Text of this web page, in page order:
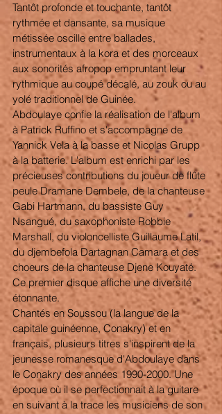
Tantôt profonde et touchante, tantôt
rythmée et dansante, sa musique
métissée oscille entre ballades,
instrumentaux à la kora et des morceaux
aux sonorités afropop empruntant leur
rythmique au coupé décalé, au zouk ou au
yolé traditionnel de Guinée.
Abdoulaye confie la réalisation de l'album
à Patrick Ruffino et s'accompagne de
Yannick Vela à la basse et Nicolas Grupp
à la batterie. L'album est enrichi par les
précieuses contributions du joueur de flûte
peule Dramane Dembele, de la chanteuse
Gabi Hartmann, du bassiste Guy
Nsangué, du saxophoniste Robbie
Marshall, du violoncelliste Guillaume Latil,
du djembefola Dartagnan Camara et des
choeurs de la chanteuse Djene Kouyaté.
Ce premier disque affiche une diversité
étonnante.
Chantés en Soussou (la langue de la
capitale guinéenne, Conakry) et en
français, plusieurs titres s'inspirent de la
jeunesse romanesque d'Abdoulaye dans
le Conakry des années 1990-2000. Une
époque où il se perfectionnait à la guitare
en suivant à la trace les musiciens de son